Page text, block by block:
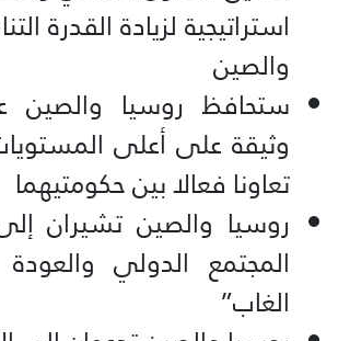
استراتيجية لزيادة القدرة
والصين
ستحافظ روسيا والصين
وثيقة على أعلى
تعاونا فعالا بين حكومتيهما
روسيا والصين تشيران
المجتمع الدولي
الغاب”